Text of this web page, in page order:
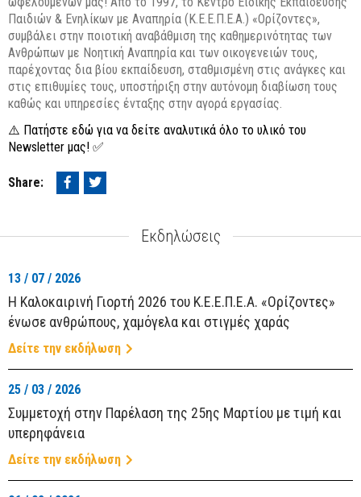
Παιδιών & Ενηλίκων με Αναπηρία (Κ.Ε.Ε.Π.Ε.Α.) «Ορίζοντες»,
συμβάλει στην ποιοτική αναβάθμιση της καθημερινότητας των
Ανθρώπων με Νοητική Αναπηρία και των οικογενειών τους,
παρέχοντας δια βίου εκπαίδευση, σταθμισμένη στις ανάγκες και
στις επιθυμίες τους, υποστήριξη στην αυτόνομη διαβίωση τους
καθώς και υπηρεσίες ένταξης στην αγορά εργασίας.
⚠️ Πατήστε εδώ για να δείτε αναλυτικά όλο το υλικό του
Newsletter μας! ✅
Share:
Εκδηλώσεις
13 / 07 / 2026
Η Καλοκαιρινή Γιορτή 2026 του Κ.Ε.Ε.Π.Ε.Α. «Ορίζοντες»
ένωσε ανθρώπους, χαμόγελα και στιγμές χαράς
Δείτε την εκδήλωση
25 / 03 / 2026
Συμμετοχή στην Παρέλαση της 25ης Μαρτίου με τιμή και
υπερηφάνεια
Δείτε την εκδήλωση